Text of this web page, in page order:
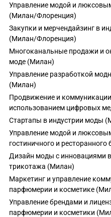
Управление модой и
(Милан/Флоренция)
Закупки и мерчендайзинг в
(Милан/Флоренция)
Многоканальные продажи и
моде (Милан)
Управление разработкой
(Милан)
Продвижение и
использованием цифровых
Стартапы в индустрии моды
Управление модой и
гостиничного и
Дизайн моды с инновациями
трикотажа (Милан)
Маркетинг и управление
парфюмерии и косметике
Управление брендами и
парфюмерии и косметики